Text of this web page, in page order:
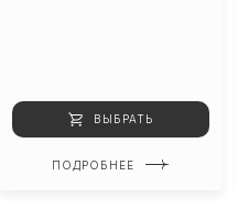
ВЫБРАТЬ
ПОДРОБНЕЕ